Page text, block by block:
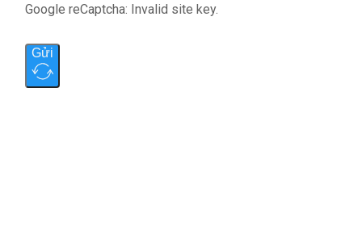
Google reCaptcha: Invalid site key.
Gửi